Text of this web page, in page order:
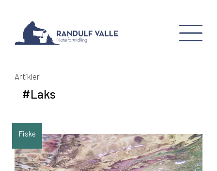
Artikler
#Laks
Fiske